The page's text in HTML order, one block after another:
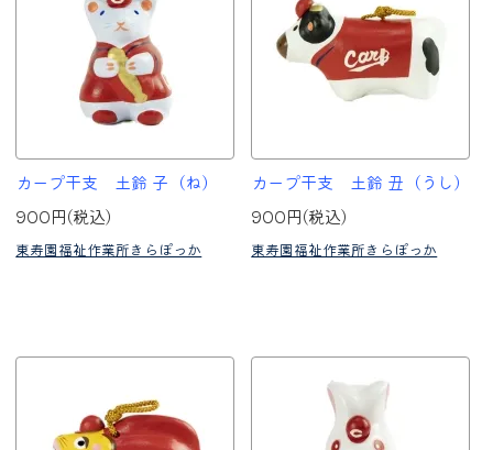
カープ干支 土鈴 子（ね）
900円(税込)
東寿園福祉作業所きらぽっか
カープ干支 土鈴 丑（うし）
900円(税込)
東寿園福祉作業所きらぽっか